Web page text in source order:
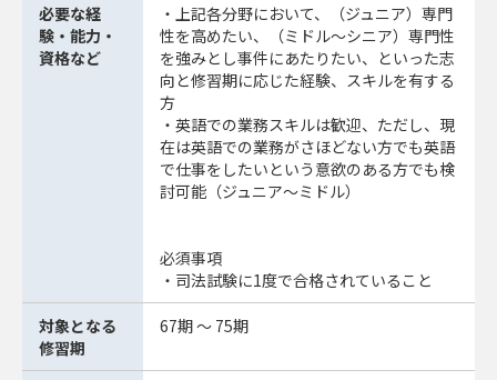
必要な経
験・能力・
資格など
・上記各分野において、（ジュニア）専門
性を高めたい、（ミドル～シニア）専門性
を強みとし事件にあたりたい、といった志
向と修習期に応じた経験、スキルを有する
方
・英語での業務スキルは歓迎、ただし、現
在は英語での業務がさほどない方でも英語
で仕事をしたいという意欲のある方でも検
討可能（ジュニア～ミドル）
必須事項
・司法試験に1度で合格されていること
対象となる
修習期
67期 ～ 75期